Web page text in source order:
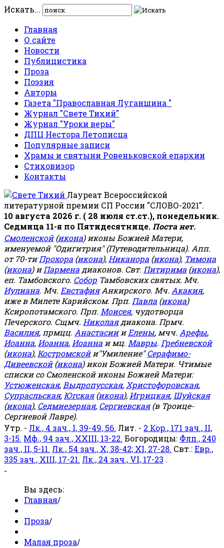
Искать...
Главная
О сайте
Новости
Публицистика
Проза
Поэзия
Авторы
Газета "Православная Луганщина "
Журнал "Свете Тихий"
Журнал "Уроки веры"
ДПЦ Нестора Летописца
Популярные записи
Храмы и святыни Ровеньковской епархии
Стиховизор
Контакты
Лауреат Всероссийской
литературной премии СП России "СЛОВО-2021".
10 августа 2026 г. ( 28 июля ст.ст.), понедельник.
Седмица 11-я по Пятидесятнице. Поста нет.
Смоленской(икона) иконы Божией Матери,
именуемой "Одигитрия" (Путеводительница). Апп.
от 70-тиПрохора (икона), Никанора (икона), Тимона
(икона) иПармена диаконов. Свт. Питирима (икона),
еп. Тамбовского. Собор Тамбовских святых. Мч.
Иулиана. Мч. ЕвстафияАнкирского. Мч. Акакия,
иже в Милете Карийском. Прп. Павла (икона)
Ксиропотамского. Прп. Моисея, чудотворца
Печерского. Сщмч. Николаядиакона. Прмч.
Василия, прмцц. АнастасиииЕлены, мчч. Арефы,
Иоанна, Иоанна, Иоанна и мц. Мавры. Гребневской
(икона), Костромскойи"Умиление"Серафимо-
Дивеевской(икона) икон Божией Матери. Чтимые
списки со Смоленской иконы Божией Матери:
Устюженская, Выдропусская, Христофоровская,
Супрасльская, Югская(икона), Игрицкая, Шуйская
(икона), Седмиезерная, Сергиевская(в Троице-
Сергиевой Лавре).
Утр. - Лк., 4 зач., I, 39-49, 56. Лит. - 2 Кор., 171 зач., II,
3-15. Мф., 94 зач., XXIII, 13-22. Богородицы: Флп., 240
зач., II, 5-11. Лк., 54 зач., X, 38-42; XI, 27-28. Свт.:Евр.,
335 зач., XIII, 17-21. Лк., 24 зач., VI, 17-23 .
-
Вы здесь:
Главная/
Проза/
Малая проза/